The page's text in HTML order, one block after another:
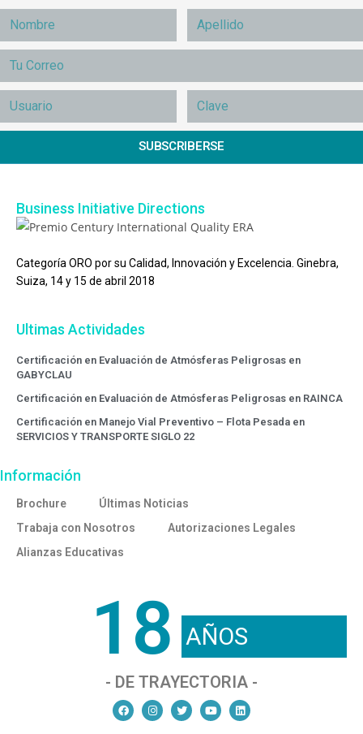
SUBSCRIBERSE
Business Initiative Directions
Categoría ORO por su Calidad, Innovación y Excelencia. Ginebra,
Suiza, 14 y 15 de abril 2018
Ultimas Actividades
Certificación en Evaluación de Atmósferas Peligrosas en
GABYCLAU
Certificación en Evaluación de Atmósferas Peligrosas en RAINCA
Certificación en Manejo Vial Preventivo – Flota Pesada en
SERVICIOS Y TRANSPORTE SIGLO 22
Información
Brochure
Últimas Noticias
Trabaja con Nosotros
Autorizaciones Legales
Alianzas Educativas
18 AÑOS
- DE TRAYECTORIA -